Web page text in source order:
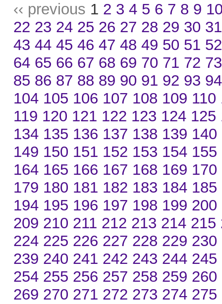
‹‹ previous 1 2 3 4 5 6 7 8 9
22 23 24 25 26 27 28 29 30 31
43 44 45 46 47 48 49 50 51 52
64 65 66 67 68 69 70 71 72 73
85 86 87 88 89 90 91 92 93 94
104 105 106 107 108 109 110
119 120 121 122 123 124 125
134 135 136 137 138 139 140
149 150 151 152 153 154 155
164 165 166 167 168 169 170
179 180 181 182 183 184 185
194 195 196 197 198 199 200
209 210 211 212 213 214 215
224 225 226 227 228 229 230
239 240 241 242 243 244 245
254 255 256 257 258 259 260
269 270 271 272 273 274 275